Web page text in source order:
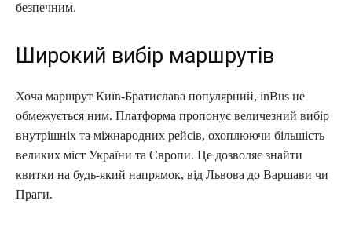
безпечним.
Широкий вибір маршрутів
Хоча маршрут Київ-Братислава популярний, inBus не
обмежується ним. Платформа пропонує величезний вибір
внутрішніх та міжнародних рейсів, охоплюючи більшість
великих міст України та Європи. Це дозволяє знайти
квитки на будь-який напрямок, від Львова до Варшави чи
Праги.